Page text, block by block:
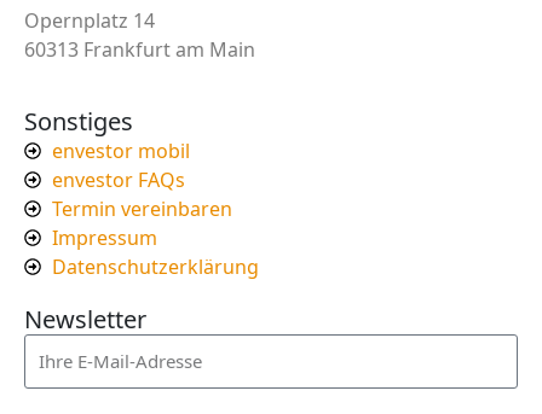
Opernplatz 14
60313 Frankfurt am Main
Sonstiges
envestor mobil
envestor FAQs
Termin vereinbaren
Impressum
Datenschutzerklärung
Newsletter